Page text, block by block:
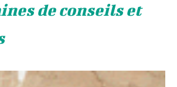
de conseils et